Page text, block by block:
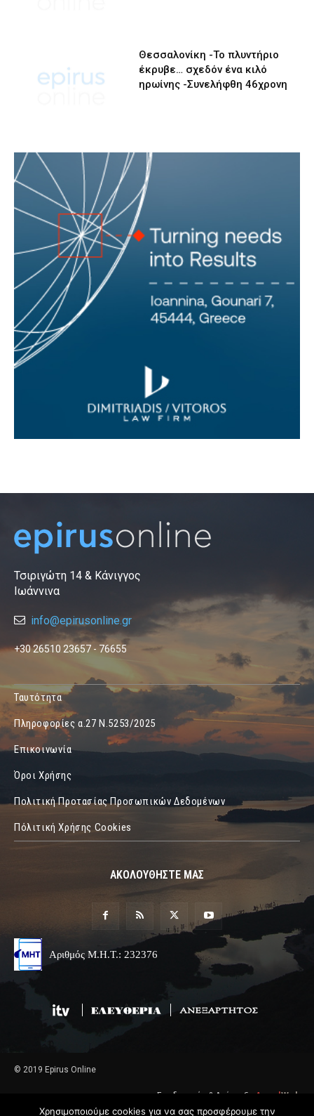
Θεσσαλονίκη -Το πλυντήριο
έκρυβε… σχεδόν ένα κιλό
ηρωίνης -Συνελήφθη 46χρονη
Τσιριγώτη 14 & Κάνιγγος
Ιωάννινα
info@epirusonline.gr
+30 26510 23657 - 76655
Ταυτότητα
Πληροφορίες α.27 Ν.5253/2025
Επικοινωνία
Όροι Χρήσης
Πολιτική Προτασίας Προσωπικών Δεδομένων
Πόλιτική Χρήσης Cookies
ΑΚΟΛΟΥΘΗΣΤΕ ΜΑΣ
Αριθμός Μ.Η.Τ.: 232376
© 2019 Epirus Online
Σχεδιασμός & Ανάπτυξη AngelWeb
Χρησιμοποιούμε cookies για να σας προσφέρουμε την